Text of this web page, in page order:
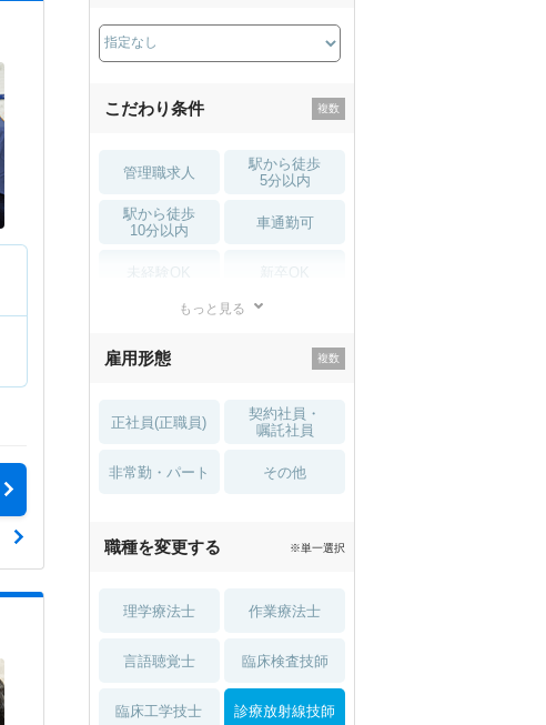
薬局・
こだわり条件
管理職求人
駅から徒歩
5分以内
駅から徒歩
10分以内
車通勤可
住宅手当・補助
土日祝休 無資格 OK
積極採用中 WEB面接OK
もっと見る
雇用形態
正社員(正職員)
契約社員・
嘱託社員
非常勤・パート その他
職種を変更する ※単一選択
理学療法士 作業療法士
言語聴覚士 臨床検査技師
臨床工学技士 診療放射線技師